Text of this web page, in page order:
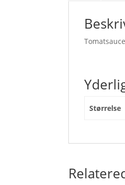
Størrelse